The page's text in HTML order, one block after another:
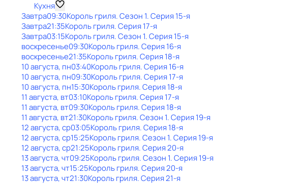
Кухня
Завтра09:30Король гриля. Сезон 1. Серия 15-я
Завтра21:35Король гриля. Серия 17-я
Завтра03:15Король гриля. Сезон 1. Серия 15-я
воскресенье09:30Король гриля. Серия 16-я
воскресенье21:35Король гриля. Серия 18-я
10 августа, пн03:40Король гриля. Серия 16-я
10 августа, пн09:30Король гриля. Серия 17-я
10 августа, пн15:30Король гриля. Серия 18-я
11 августа, вт03:10Король гриля. Серия 17-я
11 августа, вт09:30Король гриля. Серия 18-я
11 августа, вт21:30Король гриля. Сезон 1. Серия 19-я
12 августа, ср03:05Король гриля. Серия 18-я
12 августа, ср15:25Король гриля. Сезон 1. Серия 19-я
12 августа, ср21:25Король гриля. Серия 20-я
13 августа, чт09:25Король гриля. Сезон 1. Серия 19-я
13 августа, чт15:25Король гриля. Серия 20-я
13 августа, чт21:30Король гриля. Серия 21-я